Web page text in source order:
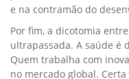
e na contramão do
Por fim, a dicotomia
ultrapassada. A saúde é
Quem trabalha com
no mercado global.